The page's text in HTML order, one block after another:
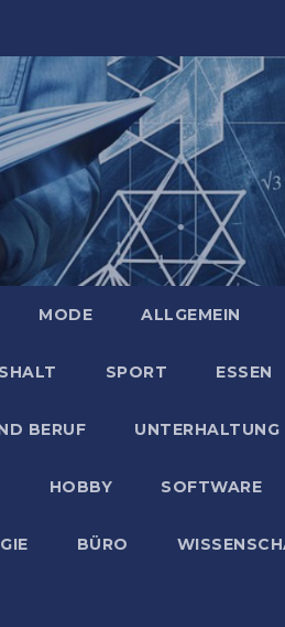
MODE ALLGEMEIN
SPORT ESSEN
BERUF UNTERHALTUNG
HOBBY SOFTWARE
BÜRO